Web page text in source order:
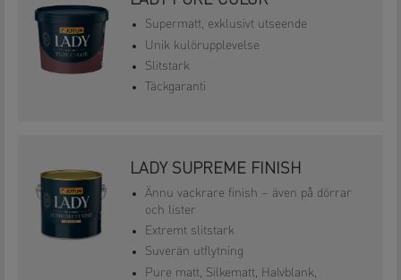
Supermatt, exklusivt utseende
Unik kulörupplevelse
Slitstark
Täckgaranti
LADY SUPREME FINISH
Ännu vackrare finish – även på dörrar
och lister
Extremt slitstark
Suverän utflytning
Pure matt, Silkematt, Halvblank,